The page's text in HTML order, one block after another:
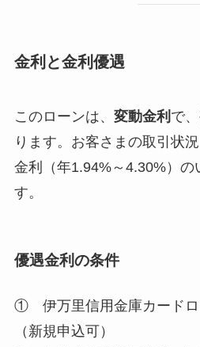
金利と金利優遇
このローンは、 変動金利 で
ります。お客さまの取引状
金利（年1.94%～4.30%）の
す。
優遇金利の条件
① 伊万里信用金庫カードロ
（新規申込可）